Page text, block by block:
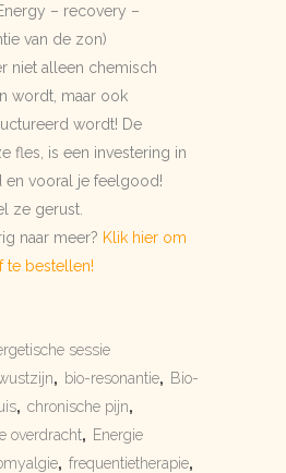
– recovery –
van de zon)
niet alleen chemisch
wordt, maar ook
wordt! De
fles, is een investering in
en vooral je feelgood!
ze gerust.
naar meer? Klik hier om
te bestellen!
sessie
, bio-resonantie, Bio-
, chronische pijn,
overdracht, Energie
, frequentietherapie,